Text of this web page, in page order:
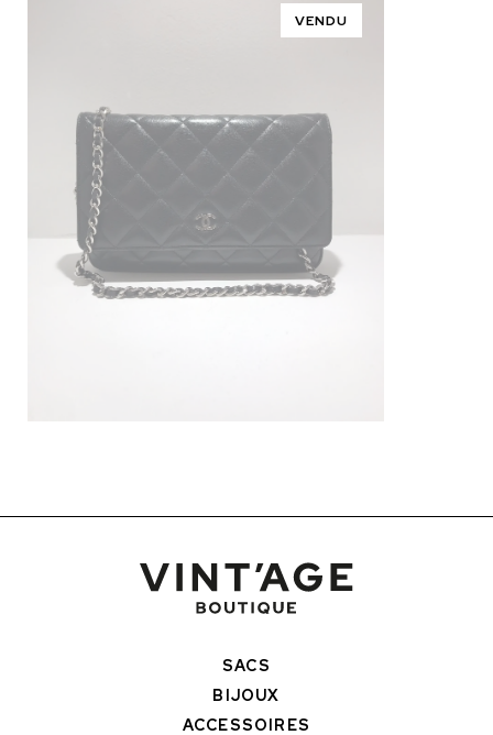
VENDU
SACS
BIJOUX
ACCESSOIRES